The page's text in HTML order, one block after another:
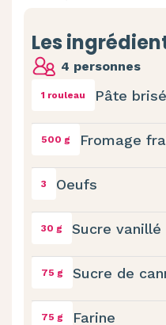
Les
4 personnes
1 rouleau Pâte
500 g Fromage
3 Oeufs
30 g Sucre vanillé
75 g Sucre de
75 g Farine